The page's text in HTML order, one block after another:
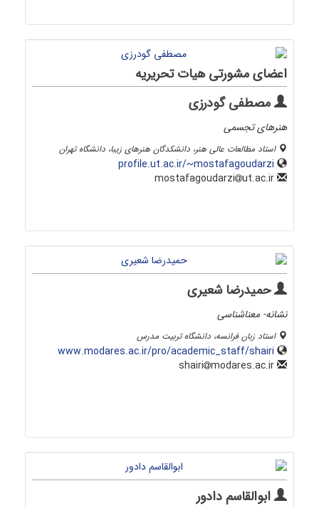
اعضای مشورتی هیات تحریریه
مصطفی گودرزی
هنرهای تجسمی
استاد مطالعات عالی هنر، دانشکدگان هنرهای زیبا، دانشگاه تهران
profile.ut.ac.ir/~mostafagoudarzi
ut.ac.ir
حمیدرضا شعیری
نشانه- معناشناسی
استاد زبان فرانسه، دانشگاه تربیت مدرس
www.modares.ac.ir/pro/academic_staff/shairi
modares.ac.ir
ابوالقاسم دادور